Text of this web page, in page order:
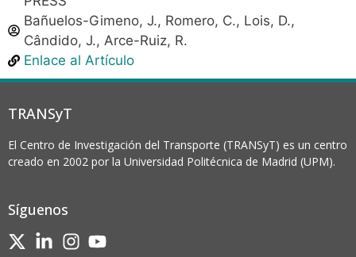
Bañuelos-Gimeno, J., Romero, C., Lois, D.,
Cândido, J., Arce-Ruiz, R.
Enlace al Artículo
TRANSyT
El Centro de Investigación del Transporte (TRANSyT) es un centro
creado en 2002 por la Universidad Politécnica de Madrid (UPM).
Síguenos